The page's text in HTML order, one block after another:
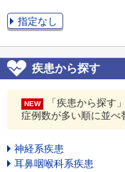
指定なし
疾患から探す
NEW
「疾患から探す
症例数が多い順に並べ
神経系疾患
耳鼻咽喉科系疾患